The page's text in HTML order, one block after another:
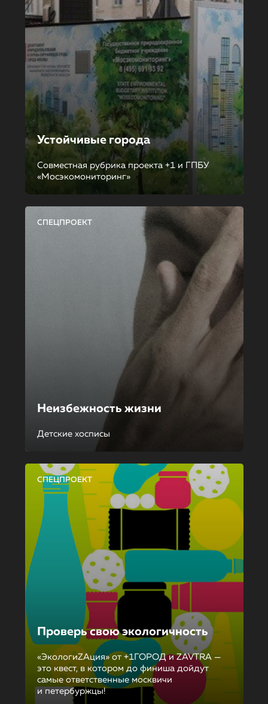
Устойчивые города
Совместная рубрика проекта +1 и ГПБУ
«Мосэкомониторинг»
СПЕЦПРОЕКТ
Неизбежность жизни
Детские хосписы
СПЕЦПРОЕКТ
Проверь свою экологичность
«ЭкологиZAция» от +1ГОРОД и ZAVTRA —
это квест, в котором до финиша дойдут
самые ответственные москвичи
и петербуржцы!